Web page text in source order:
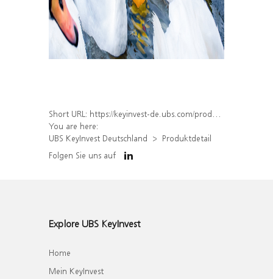
Short URL: https://keyinvest-de.ubs.com/produkt/detail/index/isin/DE000WA8F4Z4
You are here:
UBS KeyInvest Deutschland
Produktdetail
Folgen Sie uns auf
Explore UBS KeyInvest
Home
Mein KeyInvest